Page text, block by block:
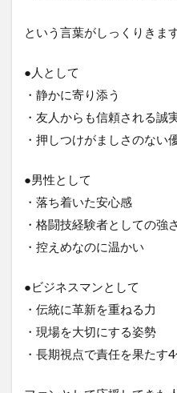
という言葉がしっくりきます
●人として
・静かに寄り添う
・友人からも信頼される誠
・押しつけがましさのない
●男性として
・落ち着いた安心感
・格闘技経験者としての強
・控えめなのに温かい
●ビジネスマンとして
・伝統に革新を重ねる力
・現場を大切にする姿勢
・長期視点で責任を果たす